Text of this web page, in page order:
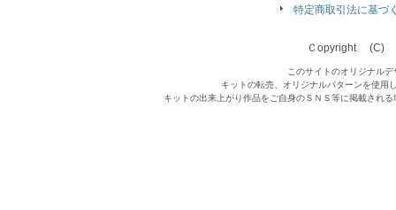
特定商取引法に基づ
Ｃopyright (C)
このサイトのオリジナル
キットの転売、オリジナルパターンを使用
キットの出来上がり作品をご自身のＳＮＳ等に掲載され